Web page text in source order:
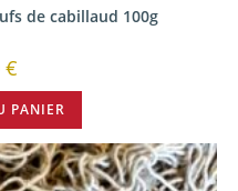
de cabillaud 100g
€
PANIER